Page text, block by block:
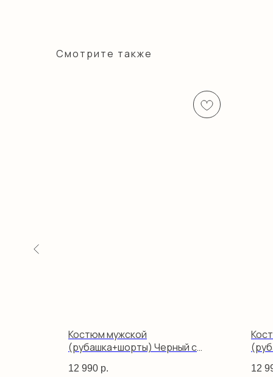
Смотрите также
Костюм мужской
(рубашка+шорты) Черный с
12 990 р. 12